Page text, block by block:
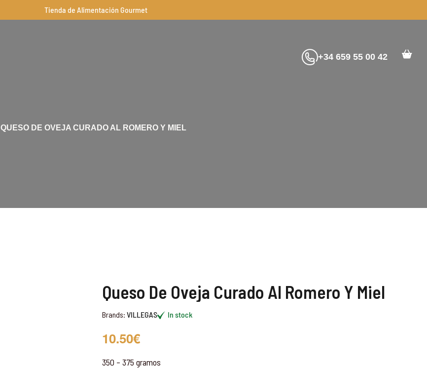
Tienda de Alimentación Gourmet
+34 659 55 00 42
QUESO DE OVEJA CURADO AL ROMERO Y MIEL
Queso De Oveja Curado Al Romero Y Miel
Brands: VILLEGAS In stock
10.50€
350 – 375 gramos